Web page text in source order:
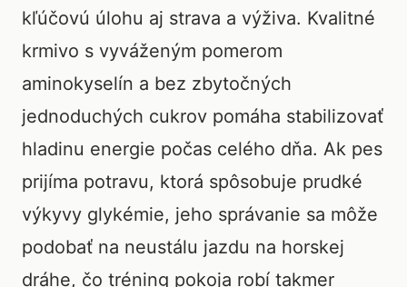
kľúčovú úlohu aj strava a výživa. Kvalitné
krmivo s vyváženým pomerom
aminokyselín a bez zbytočných
jednoduchých cukrov pomáha stabilizovať
hladinu energie počas celého dňa. Ak pes
prijíma potravu, ktorá spôsobuje prudké
výkyvy glykémie, jeho správanie sa môže
podobať na neustálu jazdu na horskej
dráhe, čo tréning pokoja robí takmer